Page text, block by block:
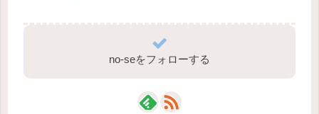
no-seをフォローする